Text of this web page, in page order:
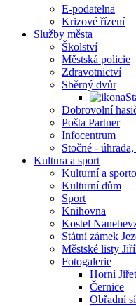
E-podatelna
Krizové řízení
Služby města
Školství
Městská policie
Zdravotnictví
Sběrný dvůr
Dobrovolní
Pošta Partner
Infocentrum
Stočné -
Kultura a sport
Kulturní a
Kulturní dům
Sport
Knihovna
Kostel
Státní zámek
Městské listy
Fotogalerie
Horní
Černice
Obřadní